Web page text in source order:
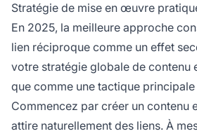
Stratégie de mise en œuvre
En 2025, la meilleure approche
lien réciproque comme un effet
votre stratégie globale de contenu
que comme une tactique
Commencez par créer un contenu
attire naturellement des liens. À